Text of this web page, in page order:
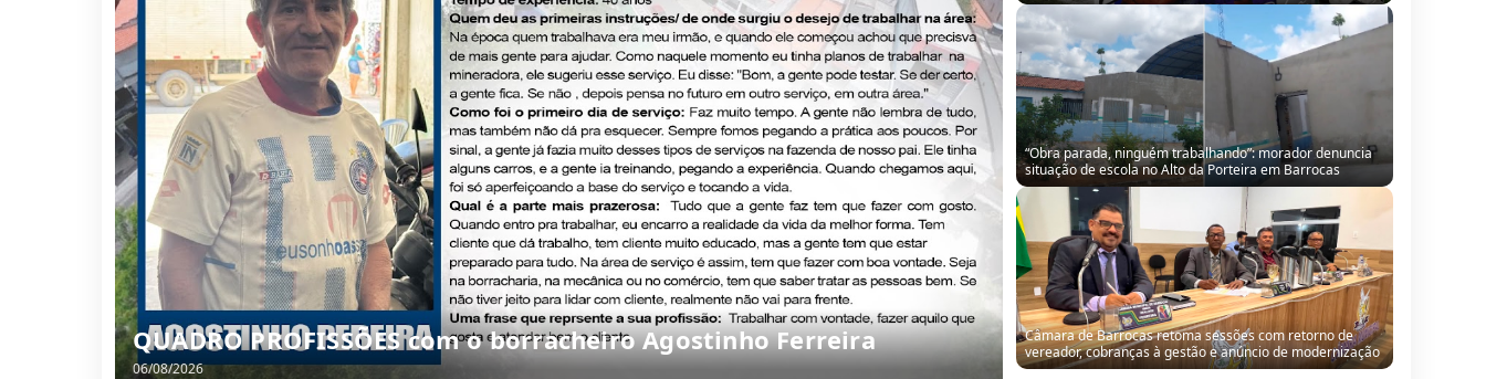
QUADRO PROFISSÕES com o borracheiro Agostinho Ferreira
06/08/2026
“Obra parada, ninguém trabalhando”: morador denuncia
situação de escola no Alto da Porteira em Barrocas
Câmara de Barrocas retoma sessões com retorno de
vereador, cobranças à gestão e anúncio de modernização